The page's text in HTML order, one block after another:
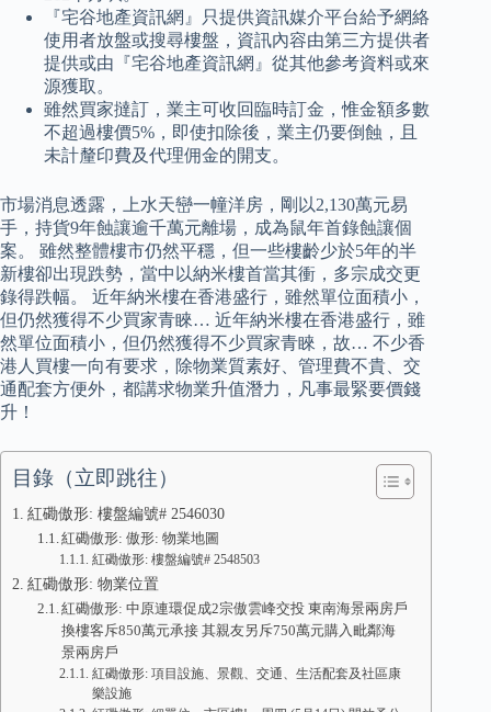
『宅谷地產資訊網』只提供資訊媒介平台給予網絡
使用者放盤或搜尋樓盤，資訊內容由第三方提供者
提供或由『宅谷地產資訊網』從其他參考資料或來
源獲取。
雖然買家撻訂，業主可收回臨時訂金，惟金額多數
不超過樓價5%，即使扣除後，業主仍要倒蝕，且
未計釐印費及代理佣金的開支。
市場消息透露，上水天巒一幢洋房，剛以2,130萬元易
手，持貨9年蝕讓逾千萬元離場，成為鼠年首錄蝕讓個
案。 雖然整體樓市仍然平穩，但一些樓齡少於5年的半
新樓卻出現跌勢，當中以納米樓首當其衝，多宗成交更
錄得跌幅。 近年納米樓在香港盛行，雖然單位面積小，
但仍然獲得不少買家青睞… 近年納米樓在香港盛行，雖
然單位面積小，但仍然獲得不少買家青睞，故… 不少香
港人買樓一向有要求，除物業質素好、管理費不貴、交
通配套方便外，都講求物業升值潛力，凡事最緊要價錢
升！
目錄（立即跳往）
紅磡傲形: 樓盤編號# 2546030
紅磡傲形: 傲形: 物業地圖
紅磡傲形: 樓盤編號# 2548503
紅磡傲形: 物業位置
紅磡傲形: 中原連環促成2宗傲雲峰交投 東南海景兩房戶
換樓客斥850萬元承接 其親友另斥750萬元購入毗鄰海
景兩房戶
紅磡傲形: 項目設施、景觀、交通、生活配套及社區康
樂設施